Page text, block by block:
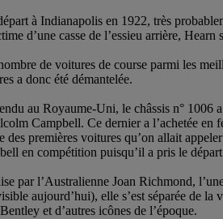
à Indianapolis en 1922, très
d’une casse de l’essieu arrière, Hearn
de voitures de course parmi les
a donc été démantelée.
au Royaume-Uni, le châssis n°
Campbell. Ce dernier a l’achetée
des premières voitures qu’on allait
en compétition puisqu’il a pris le
par l’Australienne Joan Richmond,
aujourd’hui), elle s’est séparée de
et d’autres icônes de l’époque.